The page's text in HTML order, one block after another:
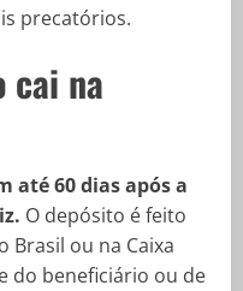
precatórios.
cai na
até 60 dias após a
O depósito é feito
Brasil ou na Caixa
do beneficiário ou de